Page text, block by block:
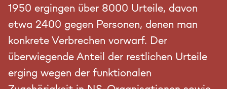
1950 ergingen über 8000 Urteile, davon
etwa 2400 gegen Personen, denen man
konkrete Verbrechen vorwarf. Der
überwiegende Anteil der restlichen Urteile
erging wegen der funktionalen